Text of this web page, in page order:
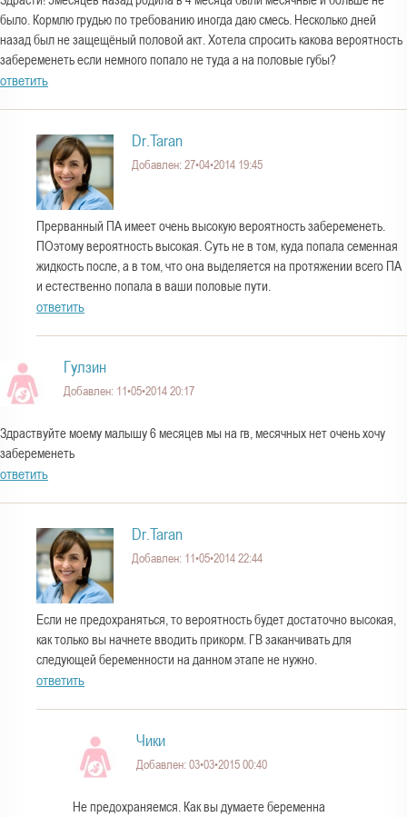
было. Кормлю грудью по требованию иногда даю смесь. Несколько дней
назад был не защещёный половой акт. Хотела спросить какова вероятность
забеременеть если немного попало не туда а на половые губы?
ответить
Dr.Taran
Добавлен: 27•04•2014 19:45
Прерванный ПА имеет очень высокую вероятность забеременеть.
ПОэтому вероятность высокая. Суть не в том, куда попала семенная
жидкость после, а в том, что она выделяется на протяжении всего ПА
и естественно попала в ваши половые пути.
ответить
Гулзин
Добавлен: 11•05•2014 20:17
Здраствуйте моему малышу 6 месяцев мы на гв, месячных нет очень хочу
забеременеть
ответить
Dr.Taran
Добавлен: 11•05•2014 22:44
Если не предохраняться, то вероятность будет достаточно высокая,
как только вы начнете вводить прикорм. ГВ заканчивать для
следующей беременности на данном этапе не нужно.
ответить
Чики
Добавлен: 03•03•2015 00:40
Не предохраняемся. Как вы думаете беременна